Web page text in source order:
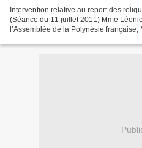
Intervention relative au report des
(Séance du 11 juillet 2011) Mme
l’Assemblée de la Polynésie